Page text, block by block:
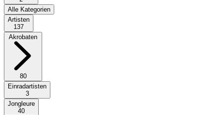
Alle Kategorien
Artisten
137
80
Einradartisten
3
Jongleure
40